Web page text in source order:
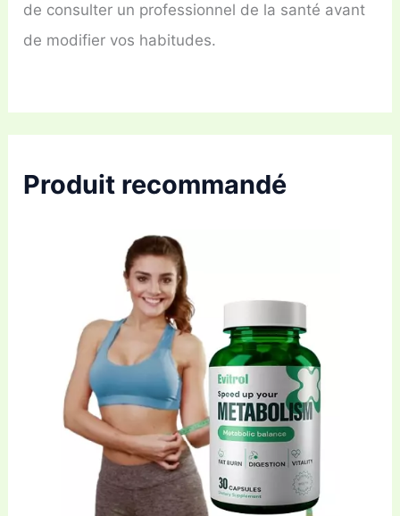
de consulter un professionnel de la santé avant
de modifier vos habitudes.
Produit recommandé